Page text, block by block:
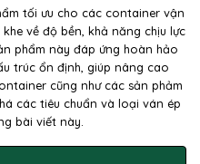
tối ưu cho các container vận
về độ bền, khả năng chịu lực
phẩm này đáp ứng hoàn hảo
trúc ổn định, giúp nâng cao
cũng như các sản phảm
các tiêu chuẩn và loại ván ép
bài viết này.